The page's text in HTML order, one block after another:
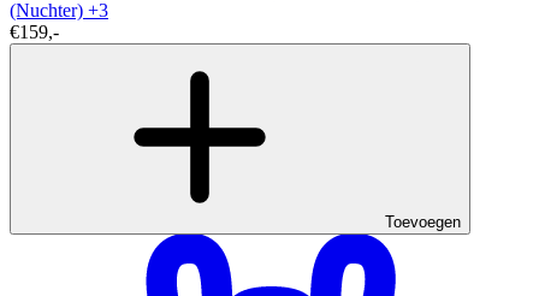
(Nuchter) +3
€159,-
Toevoegen